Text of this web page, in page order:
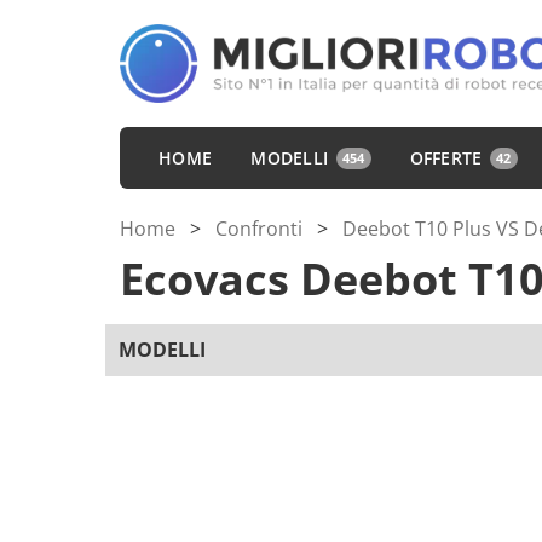
HOME MODELLI 454 OFFERTE 42
Home > Confronti > Deebot T10 Plus VS
Ecovacs Deebot
MODELLI